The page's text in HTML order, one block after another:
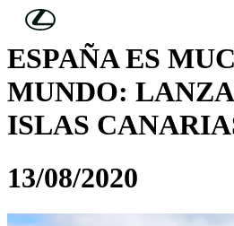
Skip to Main Content
ESPAÑA ES
MUNDO:
ISLAS
13/08/2020